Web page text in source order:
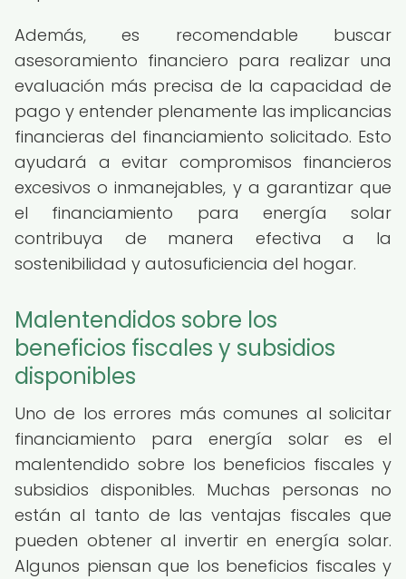
Además, es recomendable buscar
asesoramiento financiero para realizar una
evaluación más precisa de la capacidad de
pago y entender plenamente las implicancias
financieras del financiamiento solicitado. Esto
ayudará a evitar compromisos financieros
excesivos o inmanejables, y a garantizar que
el financiamiento para energía solar
contribuya de manera efectiva a la
sostenibilidad y autosuficiencia del hogar.
Malentendidos sobre los
beneficios fiscales y subsidios
disponibles
Uno de los errores más comunes al solicitar
financiamiento para energía solar es el
malentendido sobre los beneficios fiscales y
subsidios disponibles. Muchas personas no
están al tanto de las ventajas fiscales que
pueden obtener al invertir en energía solar.
Algunos piensan que los beneficios fiscales y